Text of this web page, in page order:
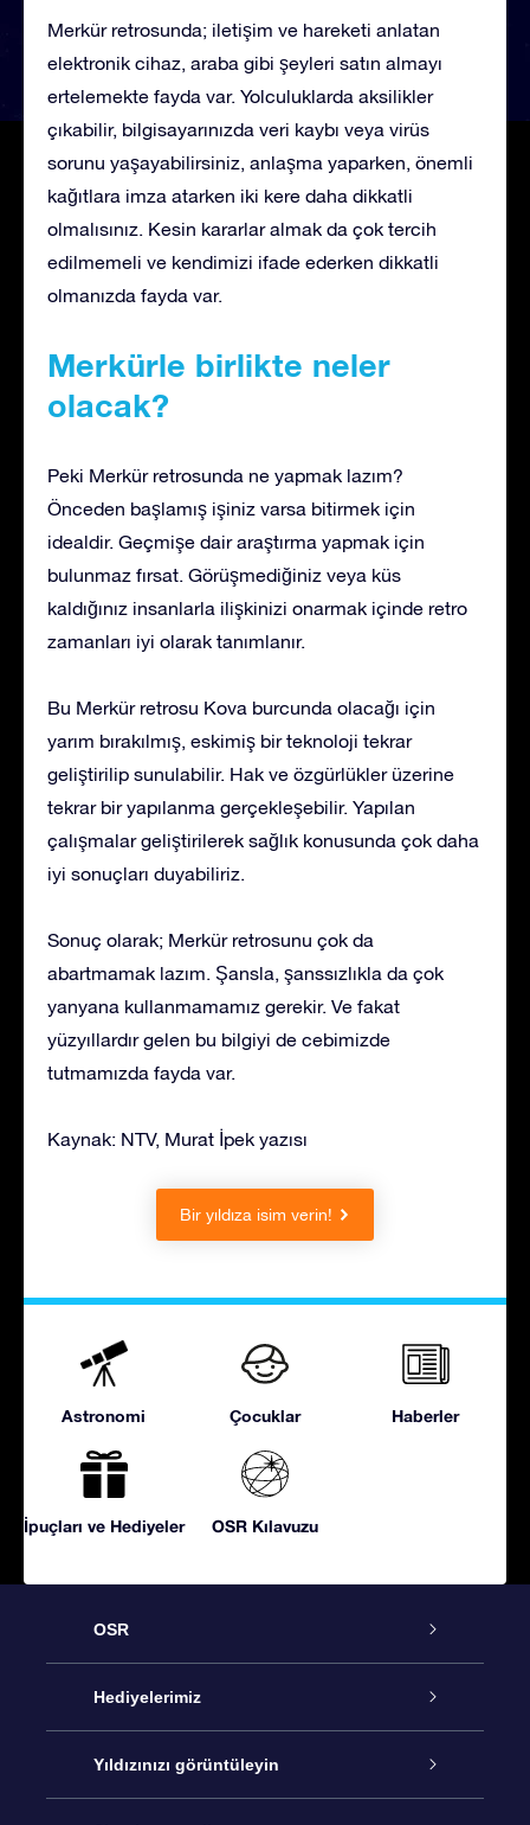
Merkür retrosunda; iletişim ve hareketi anlatan
elektronik cihaz, araba gibi şeyleri satın almayı
ertelemekte fayda var. Yolculuklarda aksilikler
çıkabilir, bilgisayarınızda veri kaybı veya virüs
sorunu yaşayabilirsiniz, anlaşma yaparken, önemli
kağıtlara imza atarken iki kere daha dikkatli
olmalısınız. Kesin kararlar almak da çok tercih
edilmemeli ve kendimizi ifade ederken dikkatli
olmanızda fayda var.
Merkürle birlikte neler
olacak?
Peki Merkür retrosunda ne yapmak lazım?
Önceden başlamış işiniz varsa bitirmek için
idealdir. Geçmişe dair araştırma yapmak için
bulunmaz fırsat. Görüşmediğiniz veya küs
kaldığınız insanlarla ilişkinizi onarmak içinde retro
zamanları iyi olarak tanımlanır.
Bu Merkür retrosu Kova burcunda olacağı için
yarım bırakılmış, eskimiş bir teknoloji tekrar
geliştirilip sunulabilir. Hak ve özgürlükler üzerine
tekrar bir yapılanma gerçekleşebilir. Yapılan
çalışmalar geliştirilerek sağlık konusunda çok daha
iyi sonuçları duyabiliriz.
Sonuç olarak; Merkür retrosunu çok da
abartmamak lazım. Şansla, şanssızlıkla da çok
yanyana kullanmamamız gerekir. Ve fakat
yüzyıllardır gelen bu bilgiyi de cebimizde
tutmamızda fayda var.
Kaynak: NTV, Murat İpek yazısı
Bir yıldıza isim verin!
Astronomi Çocuklar Haberler
İpuçları ve Hediyeler OSR Kılavuzu
OSR
Hizmet
İletişim
Hediyelerimiz
Çevrimiçi Yıldız Hediyesi
Yıldızınızı görüntüleyin